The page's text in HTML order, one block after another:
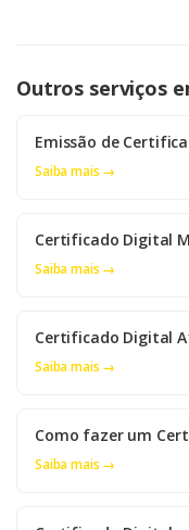
Outros serviços
Emissão de
Saiba mais →
Certificado Digital
Saiba mais →
Certificado Digital
Saiba mais →
Como fazer um
Saiba mais →